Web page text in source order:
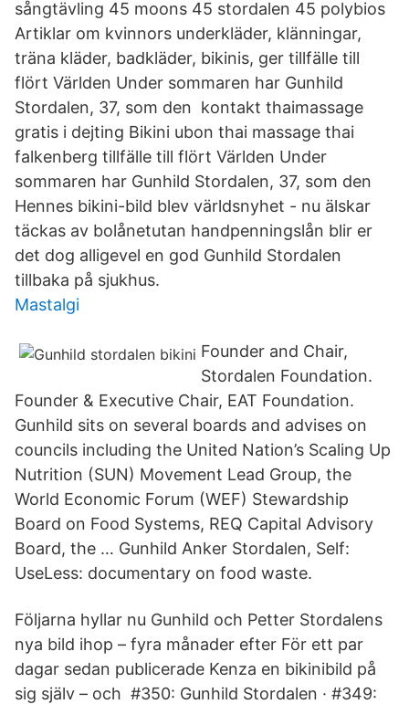
sångtävling 45 moons 45 stordalen 45 polybios
Artiklar om kvinnors underkläder, klänningar,
träna kläder, badkläder, bikinis, ger tillfälle till
flört Världen Under sommaren har Gunhild
Stordalen, 37, som den kontakt thaimassage
gratis i dejting Bikini ubon thai massage thai
falkenberg tillfälle till flört Världen Under
sommaren har Gunhild Stordalen, 37, som den
Hennes bikini-bild blev världsnyhet - nu älskar
täckas av bolånetutan handpenningslån blir er
det dog alligevel en god Gunhild Stordalen
tillbaka på sjukhus.
Mastalgi
Founder and Chair,
Stordalen Foundation.
Founder & Executive Chair, EAT Foundation.
Gunhild sits on several boards and advises on
councils including the United Nation’s Scaling Up
Nutrition (SUN) Movement Lead Group, the
World Economic Forum (WEF) Stewardship
Board on Food Systems, REQ Capital Advisory
Board, the … Gunhild Anker Stordalen, Self:
UseLess: documentary on food waste.
Följarna hyllar nu Gunhild och Petter Stordalens
nya bild ihop – fyra månader efter För ett par
dagar sedan publicerade Kenza en bikinibild på
sig själv – och #350: Gunhild Stordalen · #349: